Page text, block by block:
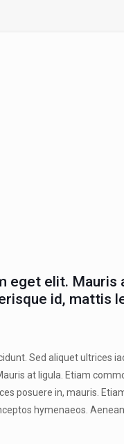
eget elit. Mauris
id, mattis
Sed aliquet ultrices
at ligula. Etiam
posuere in, mauris.
hymenaeos.